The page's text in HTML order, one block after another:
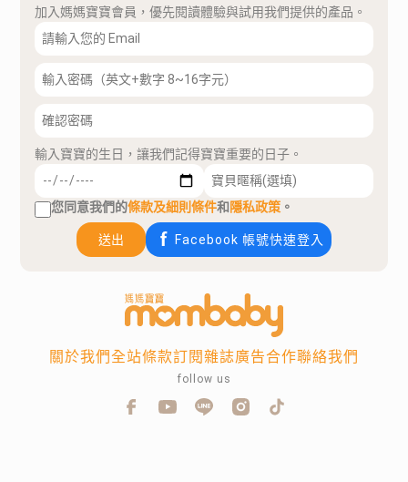
加入媽媽寶寶會員，優先閱讀體驗與試用我們提供的產品。
輸入寶寶的生日，讓我們記得寶寶重要的日子。
您同意我們的條款及細則條件和隱私政策 。
送出 Facebook 帳號快速登入
關於我們全站條款訂閱雜誌廣告合作聯絡我們
follow us